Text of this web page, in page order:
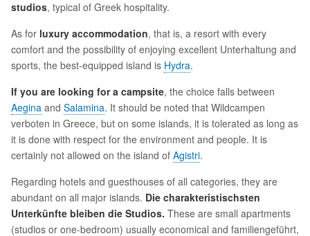
studios, typical of Greek hospitality.
As for luxury accommodation, that is, a resort with every
comfort and the possibility of enjoying excellent Unterhaltung and
sports, the best-equipped island is Hydra.
If you are looking for a campsite, the choice falls between
Aegina and Salamina. It should be noted that Wildcampen
verboten in Greece, but on some islands, it is tolerated as long as
it is done with respect for the environment and people. It is
certainly not allowed on the island of Agistri.
Regarding hotels and guesthouses of all categories, they are
abundant on all major islands. Die charakteristischsten
Unterkünfte bleiben die Studios. These are small apartments
(studios or one-bedroom) usually economical and familiengeführt,